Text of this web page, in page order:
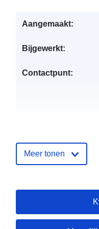
Aangemaakt:
Bijgewerkt:
Contactpunt:
Catalogusregister
Meer tonen